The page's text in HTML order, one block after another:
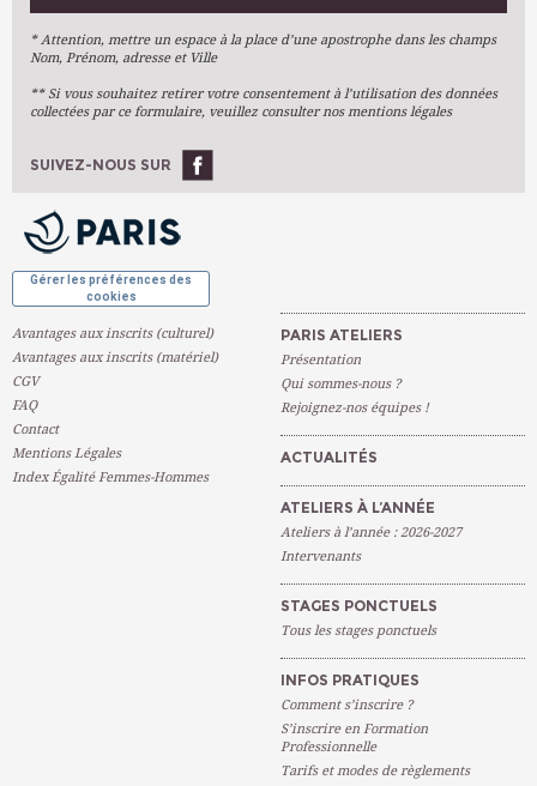
Arts Plastiques
Arts Du Texte
Arts Numériques
Ateliers À L'année
* Attention, mettre un espace à la place d’une apostrophe dans les champs
Nom, Prénom, adresse et Ville
** Si vous souhaitez retirer votre consentement à l’utilisation des données
collectées par ce formulaire, veuillez consulter nos mentions légales
SUIVEZ-NOUS SUR
Gérer les préférences des
cookies
Avantages aux inscrits (culturel)
Avantages aux inscrits (matériel)
CGV
FAQ
Contact
Mentions Légales
Index Égalité Femmes-Hommes
PARIS ATELIERS
Présentation
Qui sommes-nous ?
Rejoignez-nos équipes !
ACTUALITÉS
ATELIERS À L’ANNÉE
Ateliers à l’année : 2026-2027
Intervenants
STAGES PONCTUELS
Tous les stages ponctuels
INFOS PRATIQUES
Comment s’inscrire ?
S’inscrire en Formation
Professionnelle
Tarifs et modes de règlements